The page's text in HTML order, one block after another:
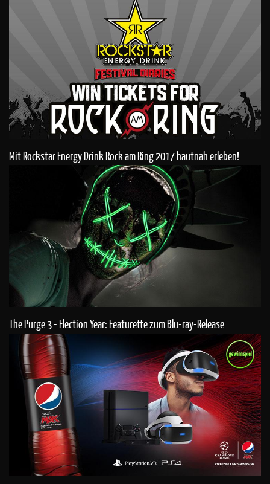
Mit Rockstar Energy Drink Rock am Ring 2017 hautnah erleben!
The Purge 3 - Election Year: Featurette zum Blu-ray-Release